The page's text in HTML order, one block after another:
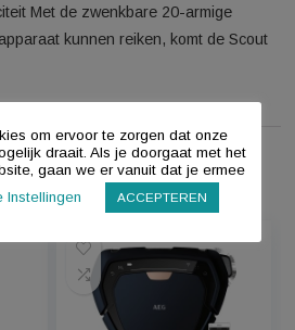
een bepaald gedeelte van je
keuken? Dan kun je deze in de app
vermijden. Corner Brush.
Met de zwenkbare 20-armige
apparaat kunnen reiken, komt de
om ervoor te zorgen dat onze